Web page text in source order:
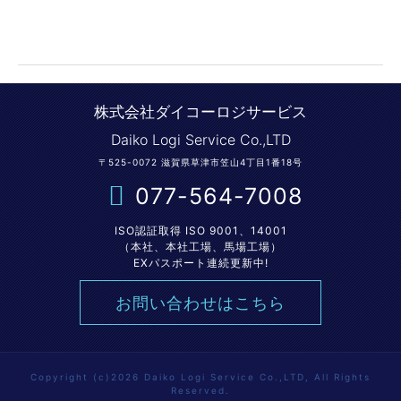
株式会社ダイコーロジサービス
Daiko Logi Service Co.,LTD
〒525-0072 滋賀県草津市笠山4丁目1番18号
077-564-7008
ISO認証取得 ISO 9001、14001
（本社、本社工場、馬場工場）
EXパスポート連続更新中!
お問い合わせはこちら
Copyright (c)2026 Daiko Logi Service Co.,LTD, All Rights
Reserved.